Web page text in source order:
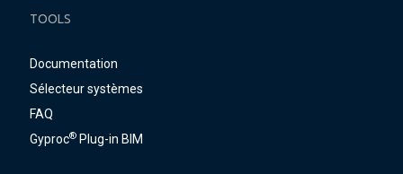
TOOLS
Documentation
Sélecteur systèmes
FAQ
Gyproc® Plug-in BIM